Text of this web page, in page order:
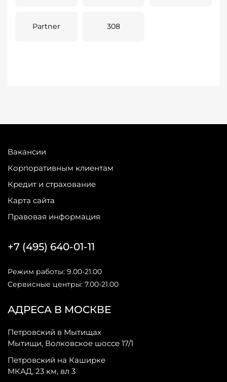
Partner 308
Вакансии
Корпоративным клиентам
Кредит и страхование
Карта сайта
Правовая информация
АДРЕСА В МОСКВЕ
Петровский в Мытищах
Мытищи, Волковское шоссе 17/1
Петровский на Каширке
МКАД, 23 км, вл 3
+7 (495) 640-01-11
Режим работы: 9.00-21.00
Сервисные центры: 7.00-21.00